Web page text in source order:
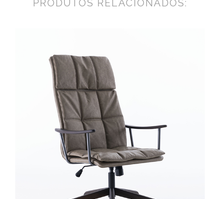
PRODUTOS RELACIONADOS: